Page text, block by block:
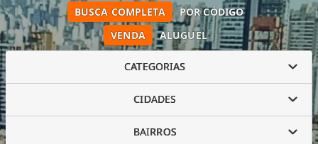
VENDA ALUGUEL
BUSCA COMPLETA POR CÓDIGO
CATEGORIAS
CIDADES
BAIRROS